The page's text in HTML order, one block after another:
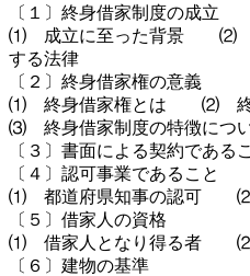
〔１〕終身借家制度の成立
⑴ 成立に至った背景 ⑵ 高
する法律
〔２〕終身借家権の意義
⑴ 終身借家権とは ⑵ 終
⑶ 終身借家制度の特徴につ
〔３〕書面による契約である
〔４〕認可事業であること
⑴ 都道府県知事の認可 ⑵
〔５〕借家人の資格
⑴ 借家人となり得る者 ⑵
〔６〕建物の基準